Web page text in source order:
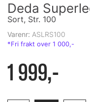
Deda
Sort, Str. 100
Varenr: ASLRS100
1 999,-